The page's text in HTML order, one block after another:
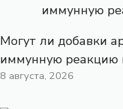
Могут ли добавки
иммунную реакцию
8 августа, 2026